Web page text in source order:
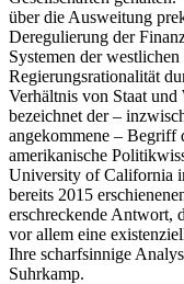
über die Ausweitung
Deregulierung der
Systemen der
Regierungsrationalität
Verhältnis von Staat
bezeichnet der –
angekommene – Begriff
amerikanische
University of California
bereits 2015
erschreckende Antwort,
vor allem eine
Ihre scharfsinnige
Suhrkamp.